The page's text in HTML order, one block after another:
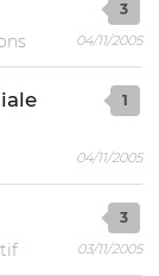
3
04/11/2005
1
04/11/2005
3
03/11/2005